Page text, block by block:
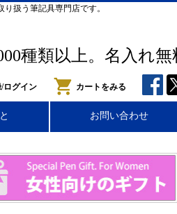
扱う筆記具専門店です。
種類以上。名入れ無
ログイン カートをみる
お問い合わせ